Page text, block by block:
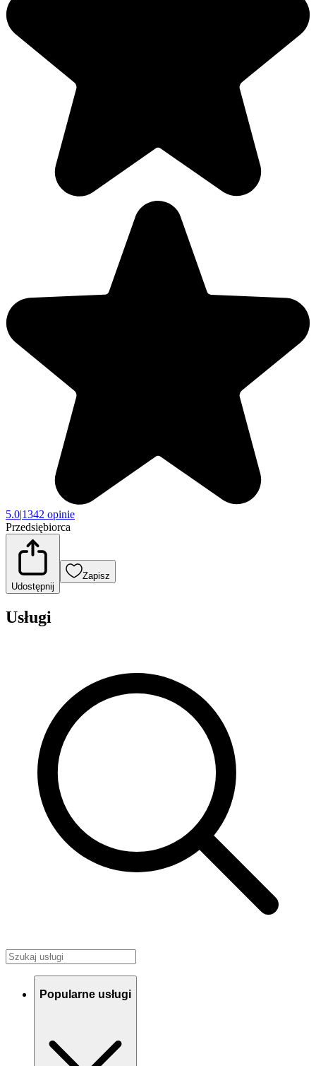
5.0|1342 opinie
Przedsiębiorca
Udostępnij
Zapisz
Usługi
Popularne usługi